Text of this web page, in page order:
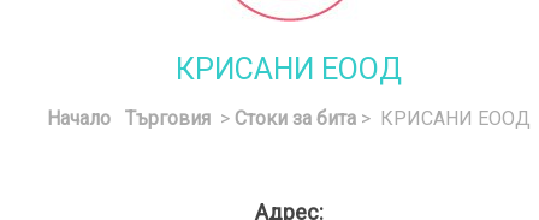
КРИСАНИ ЕООД
Начало Търговия > Стоки за бита > КРИСАНИ ЕООД
Адрес: